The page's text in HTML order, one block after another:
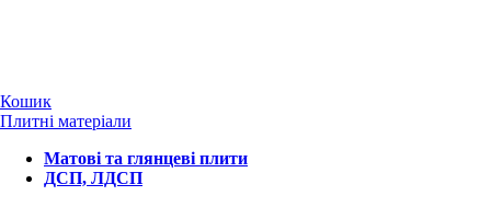
Кошик
Плитні матеріали
Матові та глянцеві плити
ДСП, ЛДСП